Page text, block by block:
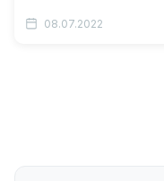
навсегда о…
08.07.2022